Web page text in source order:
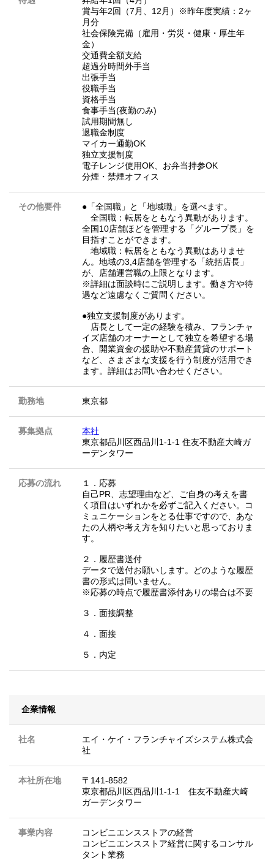
賞与年2回（7月、12月）※昨年度実績：2ヶ
月分
社会保険完備（雇用・労災・健康・厚生年
金）
交通費全額支給
超過分時間外手当
出張手当
役職手当
資格手当
食事手当(夜勤のみ)
試用期間無し
退職金制度
マイカー通勤OK
独立支援制度
電子レンジ使用OK、お弁当持参OK
分煙・禁煙オフィス
その他要件
●「全国職」と「地域職」を選べます。
全国職：転居をともなう異動があります。
全国10店舗ほどを管理する「グループ長」を
目指すことができます。
地域職：転居をともなう異動はありませ
ん。地域の3,4店舗を管理する「統括店長」
が、店舗運営職の上限となります。
※詳細は面談時にご説明します。働き方や待
遇など遠慮なくご質問ください。
●独立支援制度があります。
店長として一定の経験を積み、フランチャ
イズ店舗のオーナーとして独立を希望する場
合、開業資金の援助や不動産賃貸のサポート
など、さまざまな支援を行う制度が活用でき
ます。詳細はお問い合わせください。
勤務地 東京都
募集拠点
本社
東京都品川区西品川1-1-1 住友不動産大崎ガ
ーデンタワー
応募の流れ
１．応募
自己PR、志望理由など、ご自身の考えを書
く項目はいずれかを必ずご記入ください。コ
ミュニケーションをとる仕事ですので、あな
たの人柄や考え方を知りたいと思っておりま
す。
２．履歴書送付
データで送付お願いします。どのような履歴
書の形式は問いません。
※応募の時点で履歴書添付ありの場合は不要
３．面接調整
４．面接
５．内定
企業情報
社名
エイ・ケイ・フランチャイズシステム株式会
社
本社所在地
〒141-8582
東京都品川区西品川1-1-1 住友不動産大崎
ガーデンタワー
事業内容
コンビニエンスストアの経営
コンビニエンスストア経営に関するコンサル
タント業務